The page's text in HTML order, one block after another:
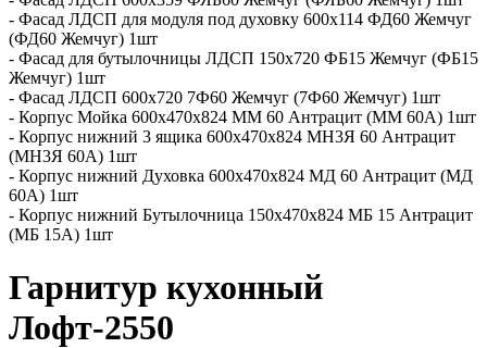
- Фасад ЛДСП для модуля под духовку 600x114 ФД60 Жемчуг
(ФД60 Жемчуг) 1шт
- Фасад для бутылочницы ЛДСП 150х720 ФБ15 Жемчуг (ФБ15
Жемчуг) 1шт
- Фасад ЛДСП 600х720 7Ф60 Жемчуг (7Ф60 Жемчуг) 1шт
- Корпус Мойка 600х470х824 ММ 60 Антрацит (ММ 60А) 1шт
- Корпус нижний 3 ящика 600х470х824 МН3Я 60 Антрацит
(МН3Я 60А) 1шт
- Корпус нижний Духовка 600х470х824 МД 60 Антрацит (МД
60А) 1шт
- Корпус нижний Бутылочница 150х470х824 МБ 15 Антрацит
(МБ 15А) 1шт
Гарнитур кухонный
Лофт-2550